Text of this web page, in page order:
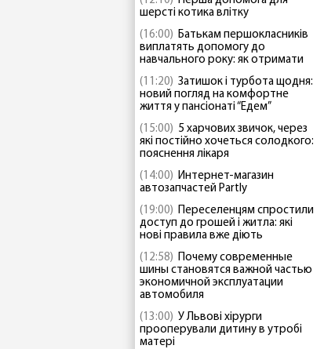
шерсті котика влітку
(16:00) Батькам першокласників
виплатять допомогу до
навчального року: як отримати
(11:20) Затишок і турбота щодня:
новий погляд на комфортне
життя у пансіонаті “Едем”
(15:00) 5 харчових звичок, через
які постійно хочеться солодкого:
пояснення лікаря
(14:00) Интернет-магазин
автозапчастей Partly
(19:00) Переселенцям спростили
доступ до грошей і житла: які
нові правила вже діють
(12:58) Почему современные
шины становятся важной частью
экономичной эксплуатации
автомобиля
(13:00) У Львові хірурги
прооперували дитину в утробі
матері